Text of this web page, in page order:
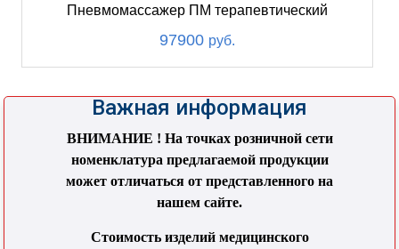
Пневмомассажер ПМ терапевтический
97900 руб.
Важная информация
ВНИМАНИЕ ! На точках розничной сети
номенклатура предлагаемой продукции
может отличаться от представленного на
нашем сайте.
Стоимость изделий медицинского